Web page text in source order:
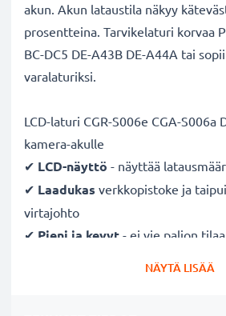
akun. Akun lataustila näkyy
prosentteina. Tarvikelaturi korvaa
BC-DC5 DE-A43B DE-A44A tai
varalaturiksi.
LCD-laturi CGR-S006e CGA-S006a
kamera-akulle
✔ LCD-näyttö - näyttää
✔ Laadukas verkkopistoke ja
virtajohto
✔ Pieni ja kevyt - ei vie paljon
NÄYTÄ LISÄÄ